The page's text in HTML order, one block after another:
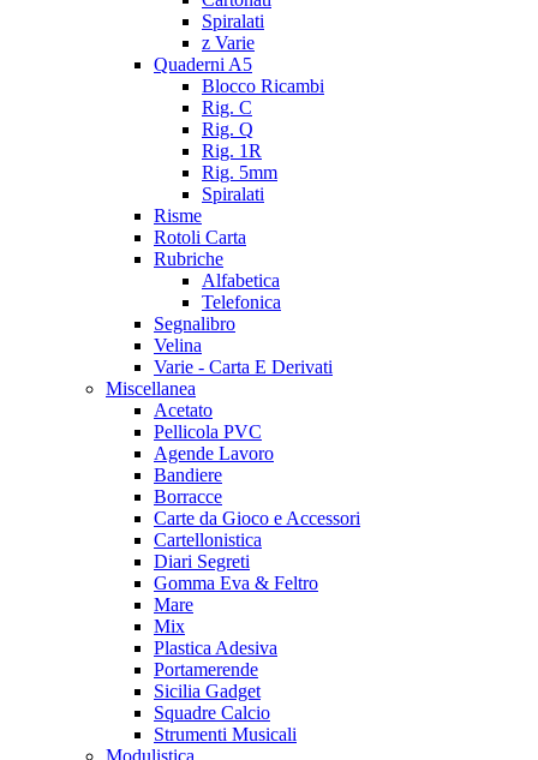
Spiralati
z Varie
Quaderni A5
Blocco Ricambi
Rig. C
Rig. Q
Rig. 1R
Rig. 5mm
Spiralati
Risme
Rotoli Carta
Rubriche
Alfabetica
Telefonica
Segnalibro
Velina
Varie - Carta E Derivati
Miscellanea
Acetato
Pellicola PVC
Agende Lavoro
Bandiere
Borracce
Carte da Gioco e Accessori
Cartellonistica
Diari Segreti
Gomma Eva & Feltro
Mare
Mix
Plastica Adesiva
Portamerende
Sicilia Gadget
Squadre Calcio
Strumenti Musicali
Modulistica